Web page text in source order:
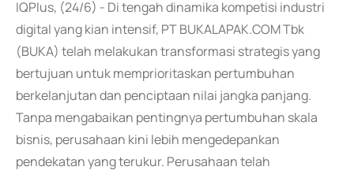
IQPlus, (24/6) - Di tengah dinamika kompetisi industri
digital yang kian intensif, PT BUKALAPAK.COM Tbk
(BUKA) telah melakukan transformasi strategis yang
bertujuan untuk memprioritaskan pertumbuhan
berkelanjutan dan penciptaan nilai jangka panjang.
Tanpa mengabaikan pentingnya pertumbuhan skala
bisnis, perusahaan kini lebih mengedepankan
pendekatan yang terukur. Perusahaan telah